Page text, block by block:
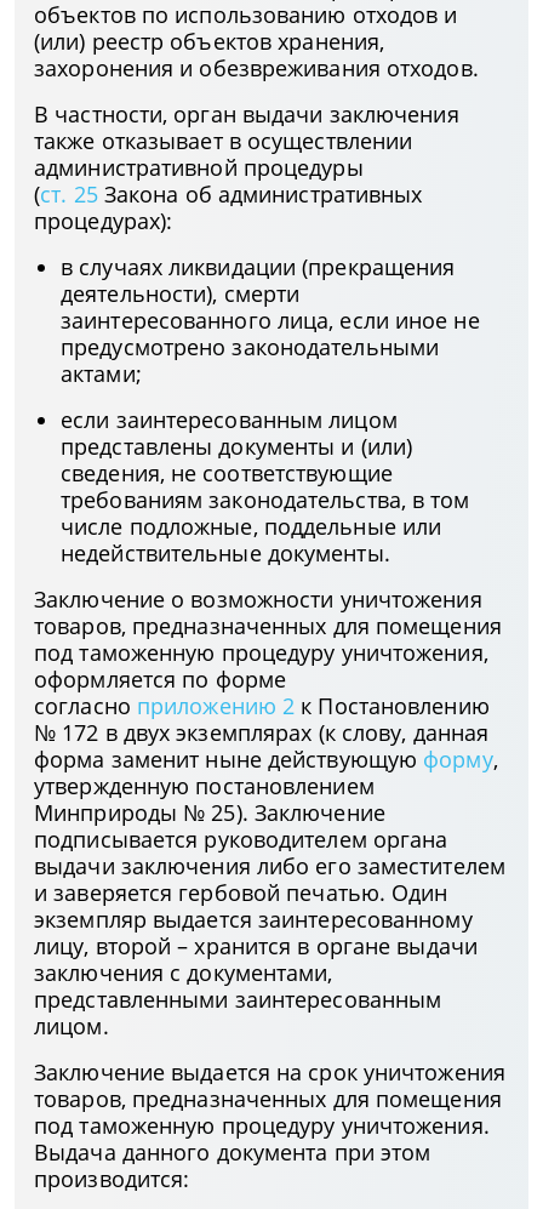
объектов по использованию отходов и
(или) реестр объектов хранения,
захоронения и обезвреживания отходов.
В частности, орган выдачи заключения
также отказывает в осуществлении
административной процедуры
(ст. 25Закона об административных
процедурах):
в случаях ликвидации (прекращения
деятельности), смерти
заинтересованного лица, если иное не
предусмотрено законодательными
актами;
если заинтересованным лицом
представлены документы и (или)
сведения, не соответствующие
требованиям законодательства, в том
числе подложные, поддельные или
недействительные документы.
Заключение о возможности уничтожения
товаров, предназначенных для помещения
под таможенную процедуру уничтожения,
оформляется по форме
согласно приложению 2 к Постановлению
№ 172 в двух экземплярах (к слову, данная
форма заменит ныне действующую форму,
утвержденную постановлением
Минприроды № 25). Заключение
подписывается руководителем органа
выдачи заключения либо его заместителем
и заверяется гербовой печатью. Один
экземпляр выдается заинтересованному
лицу, второй – хранится в органе выдачи
заключения с документами,
представленными заинтересованным
лицом.
Заключение выдается на срок уничтожения
товаров, предназначенных для помещения
под таможенную процедуру уничтожения.
Выдача данного документа при этом
производится: